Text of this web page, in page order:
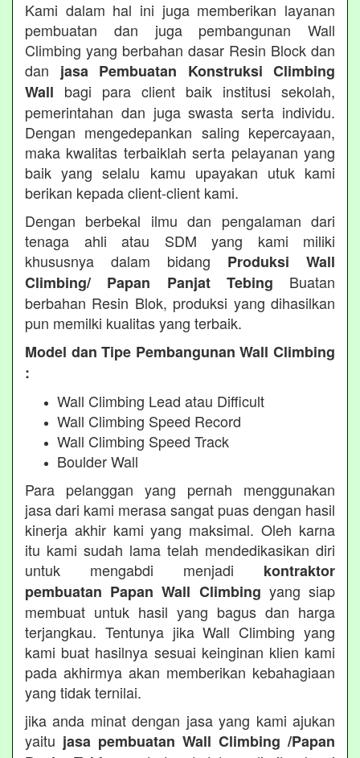
Kami dalam hal ini juga memberikan layanan
pembuatan dan juga pembangunan Wall
Climbing yang berbahan dasar Resin Block dan
dan jasa Pembuatan Konstruksi Climbing
Wall bagi para client baik institusi sekolah,
pemerintahan dan juga swasta serta individu.
Dengan mengedepankan saling kepercayaan,
maka kwalitas terbaiklah serta pelayanan yang
baik yang selalu kamu upayakan utuk kami
berikan kepada client-client kami.
Dengan berbekal ilmu dan pengalaman dari
tenaga ahli atau SDM yang kami miliki
khususnya dalam bidang Produksi Wall
Climbing/ Papan Panjat Tebing Buatan
berbahan Resin Blok, produksi yang dihasilkan
pun memilki kualitas yang terbaik.
Model dan Tipe Pembangunan Wall Climbing
:
Wall Climbing Lead atau Difficult
Wall Climbing Speed Record
Wall Climbing Speed Track
Boulder Wall
Para pelanggan yang pernah menggunakan
jasa dari kami merasa sangat puas dengan hasil
kinerja akhir kami yang maksimal. Oleh karna
itu kami sudah lama telah mendedikasikan diri
untuk mengabdi menjadi kontraktor
pembuatan Papan Wall Climbing yang siap
membuat untuk hasil yang bagus dan harga
terjangkau. Tentunya jika Wall Climbing yang
kami buat hasilnya sesuai keinginan klien kami
pada akhirmya akan memberikan kebahagiaan
yang tidak ternilai.
jika anda minat dengan jasa yang kami ajukan
yaitu jasa pembuatan Wall Climbing /Papan